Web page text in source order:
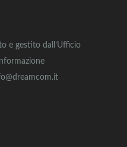
e gestito dall’Ufficio